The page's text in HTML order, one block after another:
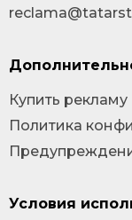
Условия
Купить рекламу
Политика